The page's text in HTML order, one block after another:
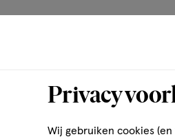
Privacy
Wij gebruiken cookies